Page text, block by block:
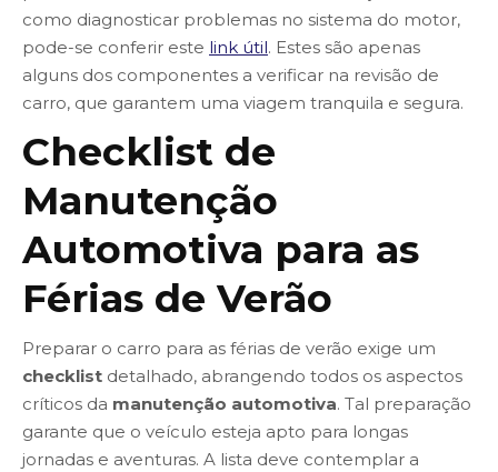
como diagnosticar problemas no sistema do motor,
pode-se conferir este link útil. Estes são apenas
alguns dos componentes a verificar na revisão de
carro, que garantem uma viagem tranquila e segura.
Checklist de
Manutenção
Automotiva para as
Férias de Verão
Preparar o carro para as férias de verão exige um
checklist detalhado, abrangendo todos os aspectos
críticos da manutenção automotiva. Tal preparação
garante que o veículo esteja apto para longas
jornadas e aventuras. A lista deve contemplar a